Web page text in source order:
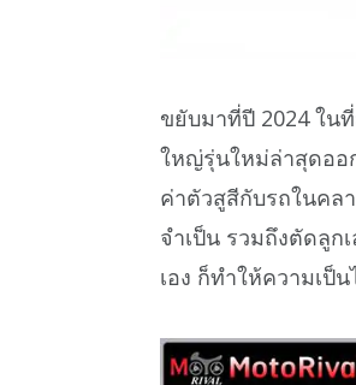
ขยับมาที่ปี 2024 ใน
ใหญ่รุ่นใหม่ล่าสุดออ
ค่าตัวสูสีกับรถในคล
จำเป็น รวมถึงตัดลูก
เอง ก็ทำให้ความเป็